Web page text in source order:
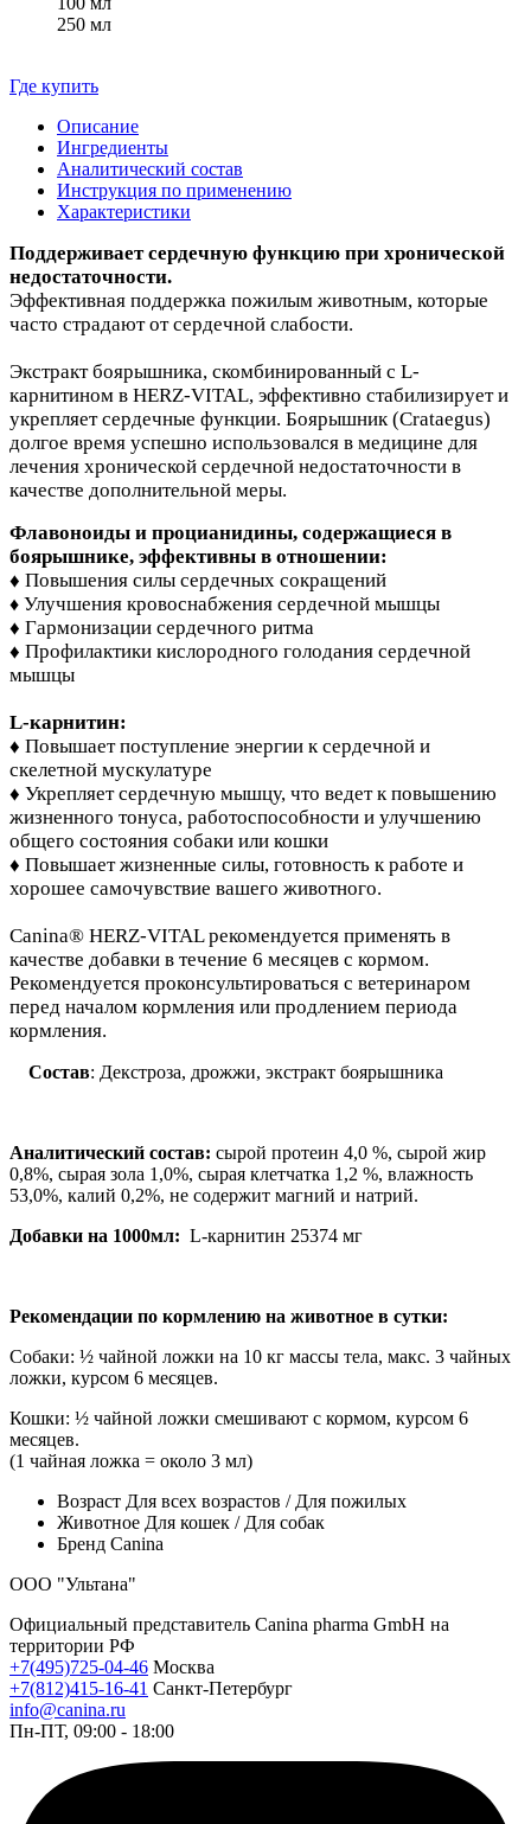
250 мл
Где купить
Описание
Ингредиенты
Аналитический состав
Инструкция по применению
Характеристики
Поддерживает сердечную функцию при хронической
недостаточности.
Эффективная поддержка пожилым животным, которые
часто страдают от сердечной слабости.
Экстракт боярышника, скомбинированный с L-
карнитином в HERZ-VITAL, эффективно стабилизирует и
укрепляет сердечные функции. Боярышник (Crataegus)
долгое время успешно использовался в медицине для
лечения хронической сердечной недостаточности в
качестве дополнительной меры.
Флавоноиды и процианидины, содержащиеся в
боярышнике, эффективны в отношении:
♦ Повышения силы сердечных сокращений
♦ Улучшения кровоснабжения сердечной мышцы
♦ Гармонизации сердечного ритма
♦ Профилактики кислородного голодания сердечной
мышцы
L-карнитин:
♦ Повышает поступление энергии к сердечной и
скелетной мускулатуре
♦ Укрепляет сердечную мышцу, что ведет к повышению
жизненного тонуса, работоспособности и улучшению
общего состояния собаки или кошки
♦ Повышает жизненные силы, готовность к работе и
хорошее самочувствие вашего животного.
Canina® HERZ-VITAL рекомендуется применять в
качестве добавки в течение 6 месяцев с кормом.
Рекомендуется проконсультироваться с ветеринаром
перед началом кормления или продлением периода
кормления.
Состав: Декстроза, дрожжи, экстракт боярышника
Аналитический состав: сырой протеин 4,0 %, сырой жир
0,8%, сырая зола 1,0%, сырая клетчатка 1,2 %, влажность
53,0%, калий 0,2%, не содержит магний и натрий.
Добавки на 1000мл: L-карнитин 25374 мг
Рекомендации по кормлению на животное в сутки:
Собаки: ½ чайной ложки на 10 кг массы тела, макс. 3 чайных
ложки, курсом 6 месяцев.
Кошки: ½ чайной ложки смешивают с кормом, курсом 6
месяцев.
(1 чайная ложка = около 3 мл)
Возраст Для всех возрастов / Для пожилых
Животное Для кошек / Для собак
Бренд Canina
ООО "Ультана"
Официальный представитель Canina pharma GmbH на
территории РФ
+7(495)725-04-46 Москва
+7(812)415-16-41 Санкт-Петербург
info@canina.ru
Пн-ПТ, 09:00 - 18:00